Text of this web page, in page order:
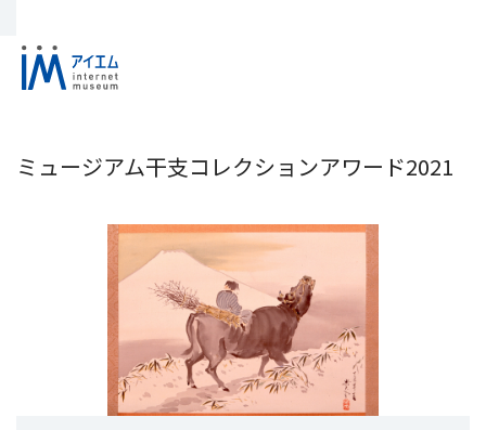
ミュージアム干支コレクションアワード2021